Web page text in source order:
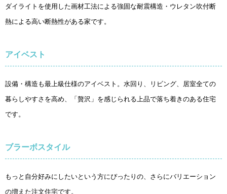
ダイライトを使用した画材工法による強固な耐震構造・ウレタン吹付断
熱による高い断熱性がある家です。
アイベスト
設備・構造も最上級仕様のアイベスト。水回り、リビング、居室全ての
暮らしやすさを高め、「贅沢」を感じられる上品で落ち着きのある住宅
です。
ブラーボスタイル
もっと自分好みにしたいという方にぴったりの、さらにバリエーション
の増えた注文住宅です。